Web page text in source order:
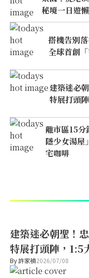
秘境一日遊
搭機告別
全球首創
建築迷必
特展打頭
離市區15分
隱少女湯屋
宅咖啡
建築迷必朝聖！
特展打頭陣，1:5
By許家禎2026/07/08